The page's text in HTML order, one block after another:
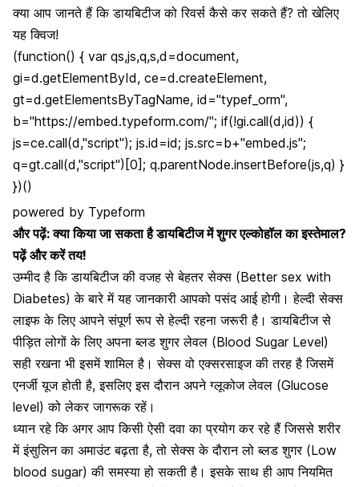
क्या आप जानते हैं कि डायबिटीज को रिवर्स कैसे कर सकते हैं? तो खेलिए
यह क्विज!
(function() { var qs,js,q,s,d=document,
gi=d.getElementById, ce=d.createElement,
gt=d.getElementsByTagName, id="typef_orm",
b="https://embed.typeform.com/"; if(!gi.call(d,id)) {
js=ce.call(d,"script"); js.id=id; js.src=b+"embed.js";
q=gt.call(d,"script")[0]; q.parentNode.insertBefore(js,q) }
})()
powered by Typeform
और पढ़ें:क्या किया जा सकता है डायबिटीज में शुगर एल्कोहॉल का इस्तेमाल?
पढ़ें और करें तय!
उम्मीद है कि डायबिटीज की वजह से बेहतर सेक्स (Better sex with
Diabetes) के बारे में यह जानकारी आपको पसंद आई होगी। हेल्दी सेक्स
लाइफ के लिए आपने संपूर्ण रूप से हेल्दी रहना जरूरी है। डायबिटीज से
पीड़ित लोगों के लिए अपना ब्लड शुगर लेवल (Blood Sugar Level)
सही रखना भी इसमें शामिल है। सेक्स वोएक्सरसाइज की तरह है जिसमें
एनर्जी यूज होती है, इसलिए इस दौरान अपने ग्लूकोज लेवल (Glucose
level) को लेकर जागरूक रहें।
ध्यान रहे कि अगर आप किसी ऐसी दवा का प्रयोग कर रहे हैं जिससे शरीर
में इंसुलिन का अमाउंट बढ़ता है, तो सेक्स के दौरान लो ब्लड शुगर (Low
blood sugar) की समस्या हो सकती है। इसके साथ ही आप नियमित